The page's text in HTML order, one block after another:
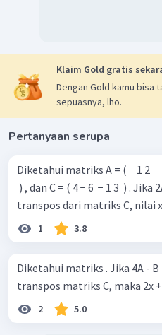
Jadi, nilai adalah
Klaim Gold gratis
Dengan Gold kamu bisa
sepuasnya, lho.
Pertanyaan serupa
Diketahui matriks A = ( − 1 2 ​ −
) , dan C = ( 4 − 6 ​ − 1 3 ​ ) .
transpos dari matriks C, nilai x
1 3.8
Diketahui matriks . Jika 4A - B
transpos matriks C, maka 2x +
2 5.0